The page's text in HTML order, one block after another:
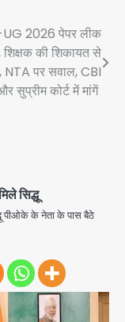
2026 पेपर लीक
शिक्षक की शिकायत से
NTA पर सवाल, CBI
सुप्रीम कोर्ट में मांगें
सिद्धू
पीओके के नेता के पास बैठे